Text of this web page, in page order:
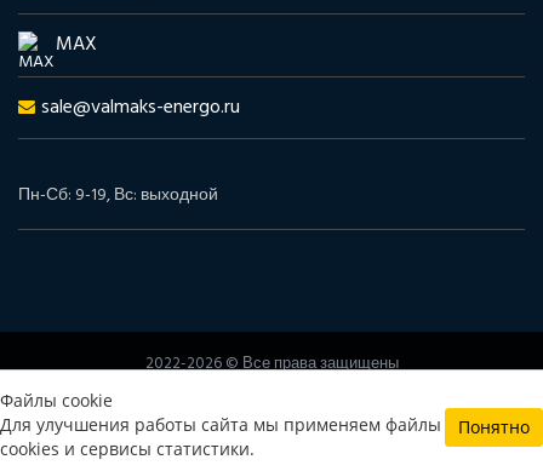
Файлы cookie
Для улучшения работы сайта мы применяем файлы
cookies и сервисы статистики.
Понятно
MAX
sale@valmaks-energo.ru
Пн-Сб: 9-19, Вс: выходной
2022-2026 © Все права защищены
Политика конфиденциальности
Согласие на обработку
персональных данных